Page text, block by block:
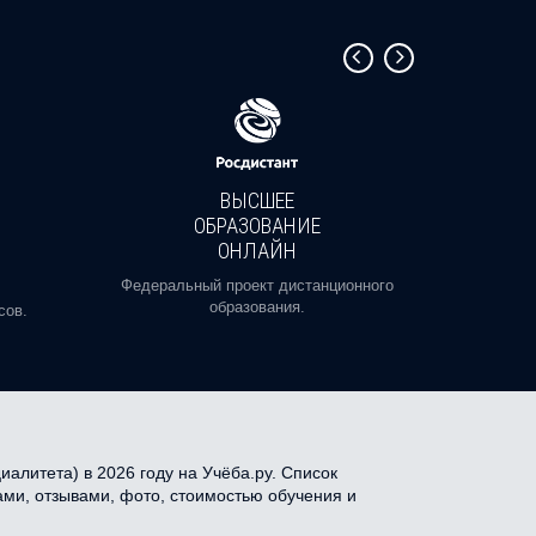
ВЫСШЕЕ
ОБРАЗОВАНИЕ
ОНЛАЙН
Федеральный проект дистанционного
образования.
в 2026 году на Учёба.ру. Список
отзывами, фото, стоимостью обучения и